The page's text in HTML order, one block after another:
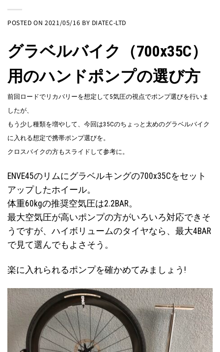
POSTED ON2021/05/16 BY DIATEC-LTD
グラベルバイク（700x35C）
用のハンドポンプの選び方
前回 ロードでリカバリーを想定して5気圧の視点でポンプ選びを行いま
したが、
もう少し種類を増やして、今回は35Cのちょっと太めのグラベルバイク
に入れる想定で携帯ポンプ選びを。
クロスバイクの方もスライドして参考に。
ENVE45のリムにグラベルキングの700x35Cをセット
アップしたホイール。
体重60kgの推奨空気圧は2.2BAR。
最大空気圧が高いポンプの方がいろいろ対応できそ
うですが、ハイボリュームのタイヤなら、最大4BAR
で見て選んでもよさそう。
楽に入れられるポンプを確かめてみましょう!